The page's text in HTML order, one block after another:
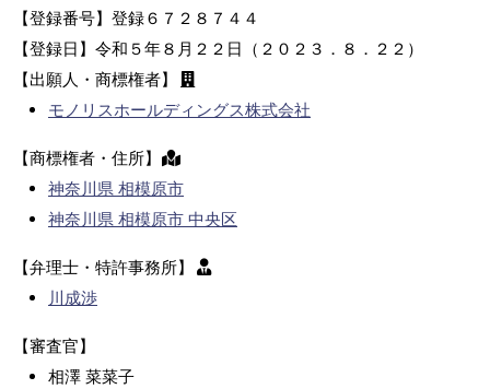
【登録番号】登録６７２８７４４
【登録日】令和５年８月２２日（２０２３．８．２２）
【出願人・商標権者】
モノリスホールディングス株式会社
【商標権者・住所】
神奈川県 相模原市
神奈川県 相模原市 中央区
【弁理士・特許事務所】
川成渉
【審査官】
相澤 菜菜子